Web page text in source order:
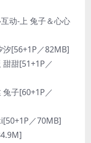
动-上 兔子＆心心
[56+1P／82MB]
甜[51+1P／
子[60+1P／
／70MB]